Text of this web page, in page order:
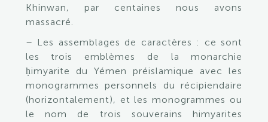
Khinwan, par centaines nous avons
massacré.
– Les assemblages de caractères : ce sont
les trois emblèmes de la monarchie
ḥimyarite du Yémen préislamique avec les
monogrammes personnels du récipiendaire
(horizontalement), et les monogrammes ou
le nom de trois souverains himyarites